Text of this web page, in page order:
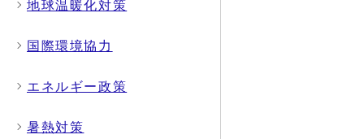
地球温暖化対策
国際環境協力
エネルギー政策
暑熱対策